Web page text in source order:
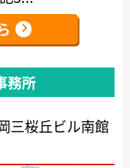
務所
三桜丘ビル南館